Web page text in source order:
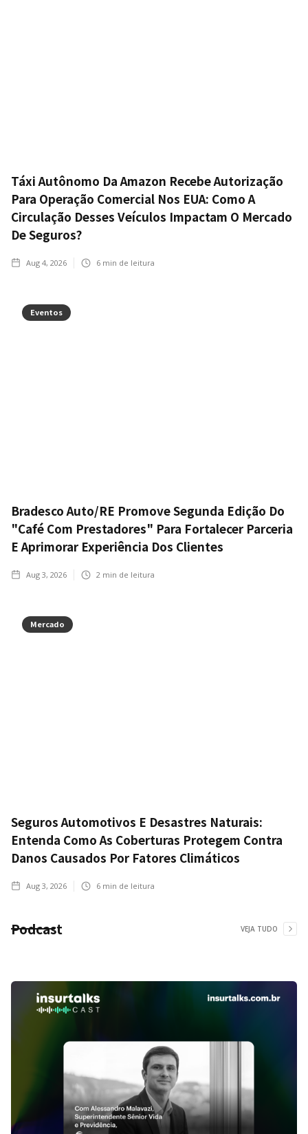
Táxi Autônomo Da Amazon Recebe Autorização
Para Operação Comercial Nos EUA: Como A
Circulação Desses Veículos Impactam O Mercado
De Seguros?
Aug 4, 2026 6 min de leitura
Eventos
Bradesco Auto/RE Promove Segunda Edição Do
"Café Com Prestadores" Para Fortalecer Parceria
E Aprimorar Experiência Dos Clientes
Aug 3, 2026 2 min de leitura
Mercado
Seguros Automotivos E Desastres Naturais:
Entenda Como As Coberturas Protegem Contra
Danos Causados Por Fatores Climáticos
Aug 3, 2026 6 min de leitura
Podcast VEJA TUDO